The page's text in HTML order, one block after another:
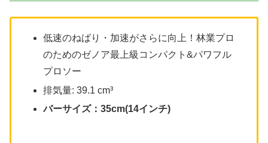
低速のねばり・加速がさらに向上！林業プロ
のためのゼノア最上級コンパクト&パワフル
プロソー
排気量: 39.1 cm³
バーサイズ：35cm(14インチ)